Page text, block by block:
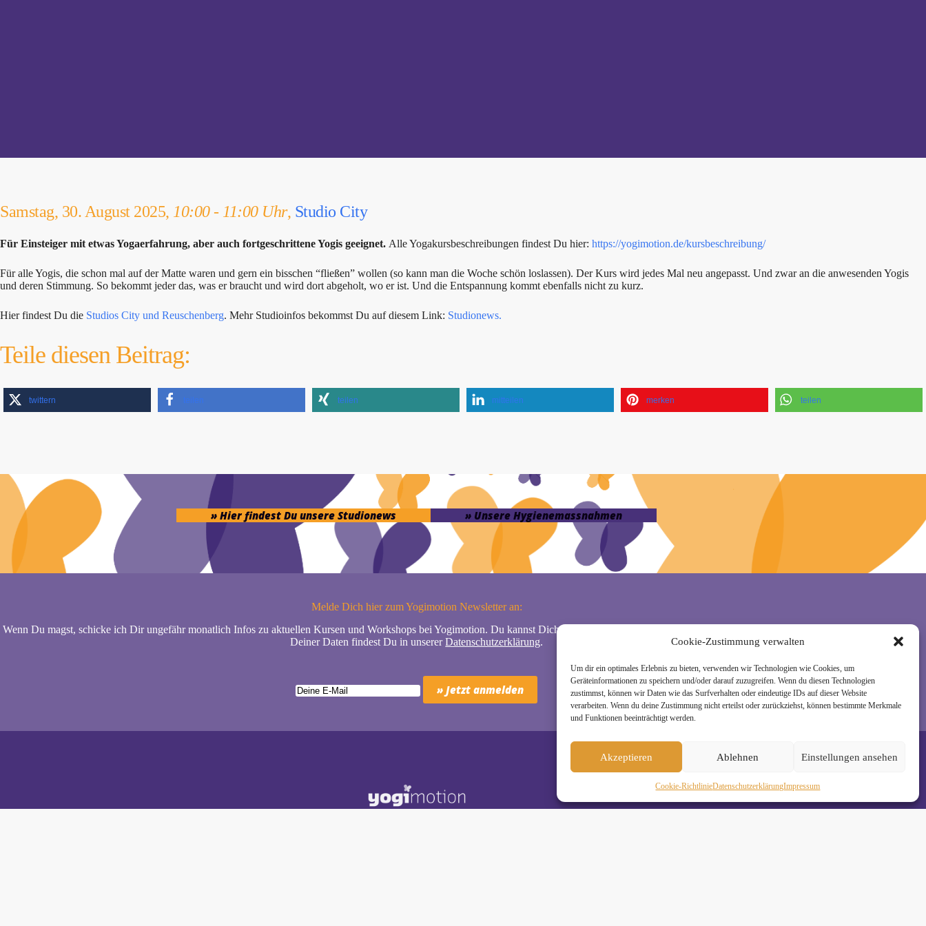
Cookie-Zustimmung verwalten
Um dir ein optimales Erlebnis zu bieten, verwenden wir Technologien wie Cookies, um
Geräteinformationen zu speichern und/oder darauf zuzugreifen. Wenn du diesen Technologien
zustimmst, können wir Daten wie das Surfverhalten oder eindeutige IDs auf dieser Website
verarbeiten. Wenn du deine Zustimmung nicht erteilst oder zurückziehst, können bestimmte Merkmale
und Funktionen beeinträchtigt werden.
Akzeptieren Ablehnen Einstellungen ansehen
Cookie-RichtlinieDaten­schutz­erklä­rungImpressum
Samstag, 30. August 2025, 10:00 - 11:00 Uhr, Studio City
Für Einsteiger mit etwas Yogaerfahrung, aber auch fortgeschrittene Yogis geeignet. Alle Yogakursbeschreibungen findest Du hier: https://yogimotion.de/kursbeschreibung/
Für alle Yogis, die schon mal auf der Matte waren und gern ein bisschen “fließen” wollen (so kann man die Woche schön loslassen). Der Kurs wird jedes Mal neu angepasst. Und zwar an die anwesenden Yogis
und deren Stimmung. So bekommt jeder das, was er braucht und wird dort abgeholt, wo er ist. Und die Entspannung kommt ebenfalls nicht zu kurz.
Hier findest Du die Studios City und Reuschenberg. Mehr Studioinfos bekommst Du auf diesem Link: Studionews.
Teile diesen Beitrag:
twittern teilen teilen mitteilen merken teilen
» Hier findest Du unsere Studionews » Unsere Hygienemassnahmen
Melde Dich hier zum Yogimotion Newsletter an:
Wenn Du magst, schicke ich Dir ungefähr monatlich Infos zu aktuellen Kursen und Workshops bei Yogimotion. Du kannst Dich natürlich jederzeit wieder abmelden. Alle Details zur Nutzung
Deiner Daten findest Du in unsererDatenschutzerklärung.